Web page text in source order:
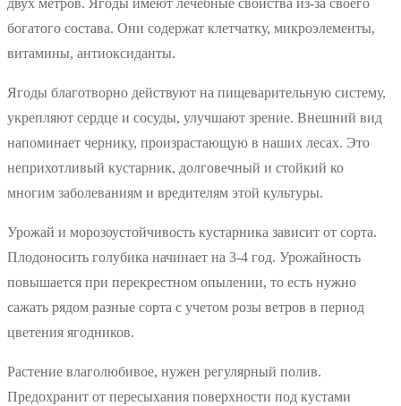
богатого состава. Они содержат клетчатку, микроэлементы,
витамины, антиоксиданты.
Ягоды благотворно действуют на пищеварительную систему,
укрепляют сердце и сосуды, улучшают зрение. Внешний вид
напоминает чернику, произрастающую в наших лесах. Это
неприхотливый кустарник, долговечный и стойкий ко
многим заболеваниям и вредителям этой культуры.
Урожай и морозоустойчивость кустарника зависит от сорта.
Плодоносить голубика начинает на 3-4 год. Урожайность
повышается при перекрестном опылении, то есть нужно
сажать рядом разные сорта с учетом розы ветров в период
цветения ягодников.
Растение влаголюбивое, нужен регулярный полив.
Предохранит от пересыхания поверхности под кустами